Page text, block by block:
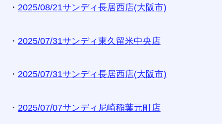
・ 2025/08/21サンディ長居西店(大阪市)
・ 2025/07/31サンディ東久留米中央店
・ 2025/07/31サンディ長居西店(大阪市)
・ 2025/07/07サンディ尼崎稲葉元町店